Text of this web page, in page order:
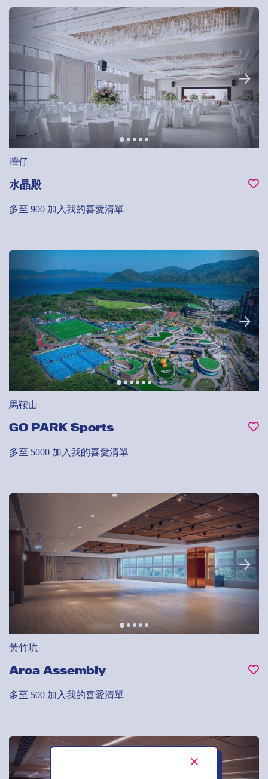
灣仔
水晶殿
多至 900 加入我的喜愛清單
馬鞍山
GO PARK Sports
多至 5000 加入我的喜愛清單
黃竹坑
Arca Assembly
多至 500 加入我的喜愛清單